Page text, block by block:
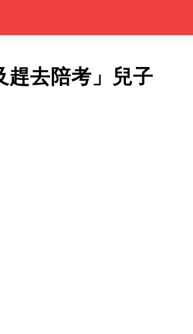
趕去陪考」兒子